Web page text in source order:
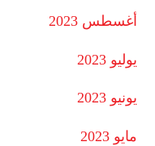
أغسطس 2023
يوليو 2023
يونيو 2023
مايو 2023